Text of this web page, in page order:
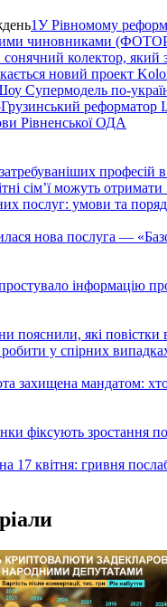
1У Рівномому
чиновниками
колектор, який
новий проект
Супермодель по-
Грузинський реформатор
Рівненської ОДА
професій в
сім’ї можуть
послуг: умови та
нова послуга —
інформацію
пояснили, які повістки
у спірних
захищена мандатом: хто
фіксують зростання
17 квітня: гривня